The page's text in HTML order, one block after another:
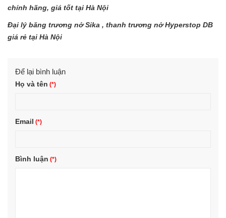
chính hãng, giá tốt tại Hà Nội
Đại lý băng trương nở Sika , thanh trương nở Hyperstop DB
giá rẻ tại Hà Nội
Để lại bình luận
Họ và tên
Email
Bình luận